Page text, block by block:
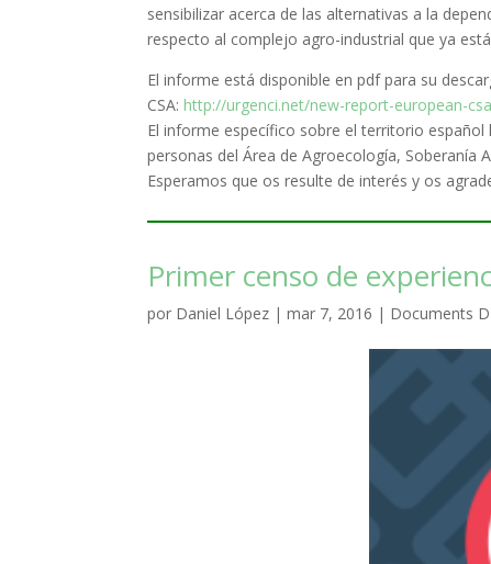
sensibilizar acerca de las alternativas a la
respecto al complejo agro-industrial que ya
El informe está disponible en pdf para su
CSA: http://urgenci.net/new-report-european-
El informe específico sobre el territorio
personas del Área de Agroecología, Soberanía
Esperamos que os resulte de interés y os
Primer censo de
por Daniel López |mar 7, 2016 | Documents